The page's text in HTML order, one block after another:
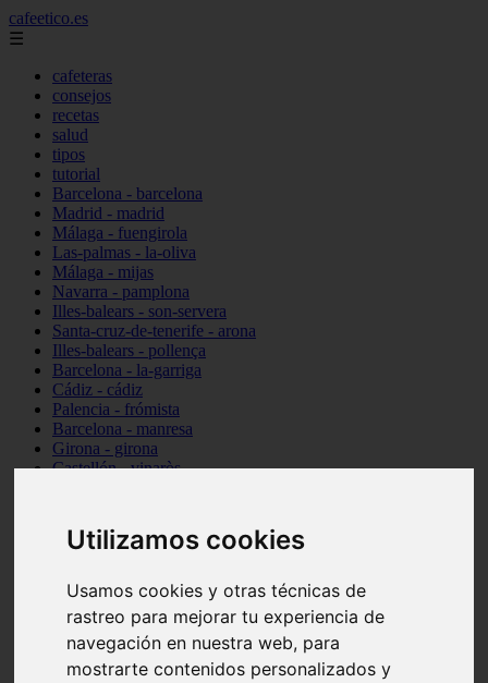
Utilizamos cookies
Usamos cookies y otras técnicas de
rastreo para mejorar tu experiencia de
navegación en nuestra web, para
mostrarte contenidos personalizados y
cafeetico.es
☰
cafeteras
consejos
recetas
salud
tipos
tutorial
Barcelona - barcelona
Madrid - madrid
Málaga - fuengirola
Las-palmas - la-oliva
Málaga - mijas
Navarra - pamplona
Illes-balears - son-servera
Santa-cruz-de-tenerife - arona
Illes-balears - pollença
Barcelona - la-garriga
Cádiz - cádiz
Palencia - frómista
Barcelona - manresa
Girona - girona
Castellón - vinaròs
Málaga - nerja
Girona - blanes
Málaga - marbella
Asturias - gijón
Girona - figueres
Alicante - santa-pola